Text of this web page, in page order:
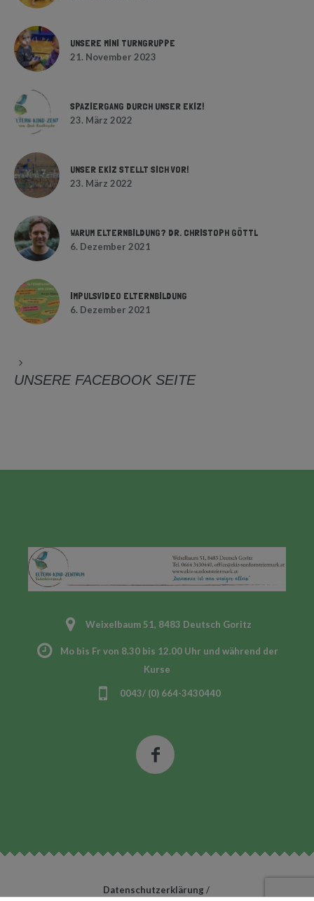
UNSERE MINI TURNGRUPPE
21. November 2023
SPAZIERGANG DURCH UNSER EKIZ!
23. März 2022
UNSER EKIZ STELLT SICH VOR!
23. März 2022
WARUM ELTERNBILDUNG? DR. CHRISTOPH GÖTTL
6. Dezember 2021
IMPULSVIDEO ELTERNBILDUNG
6. Dezember 2021
UNSERE FACEBOOK SEITE
Weixelbaum 51, 8483 Deutsch Goritz
Mo bis Fr von 8.30 bis 12.00 Uhr und während der
Kurse
0043/ (0) 664-3430440
Datenschutzerklärung /